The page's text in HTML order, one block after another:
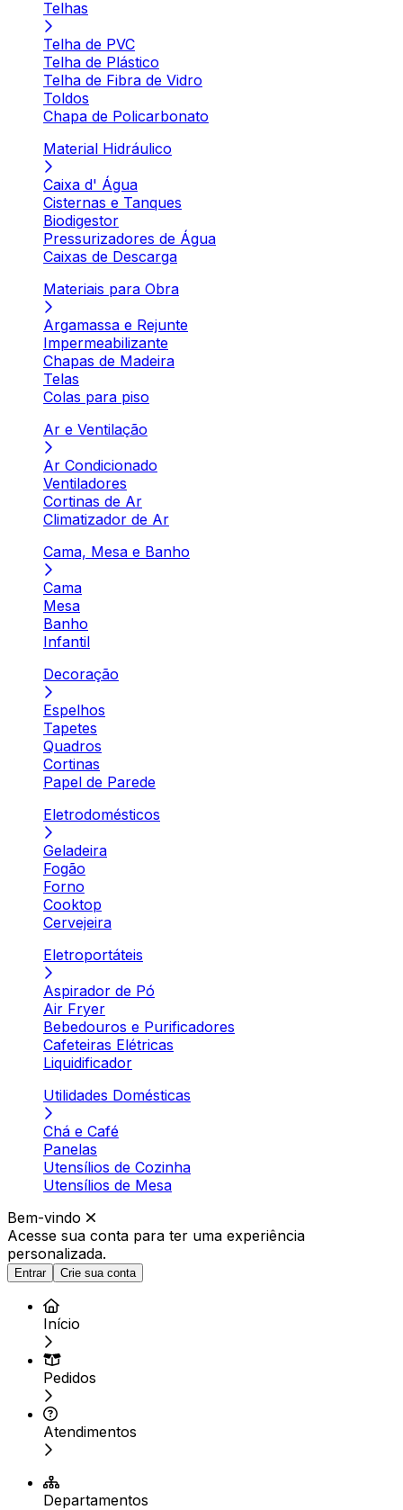
Telhas
Telha de PVC
Telha de Plástico
Telha de Fibra de Vidro
Toldos
Chapa de Policarbonato
Material Hidráulico
Caixa d' Água
Cisternas e Tanques
Biodigestor
Pressurizadores de Água
Caixas de Descarga
Materiais para Obra
Argamassa e Rejunte
Impermeabilizante
Chapas de Madeira
Telas
Colas para piso
Ar e Ventilação
Ar Condicionado
Ventiladores
Cortinas de Ar
Climatizador de Ar
Cama, Mesa e Banho
Cama
Mesa
Banho
Infantil
Decoração
Espelhos
Tapetes
Quadros
Cortinas
Papel de Parede
Eletrodomésticos
Geladeira
Fogão
Forno
Cooktop
Cervejeira
Eletroportáteis
Aspirador de Pó
Air Fryer
Bebedouros e Purificadores
Cafeteiras Elétricas
Liquidificador
Utilidades Domésticas
Chá e Café
Panelas
Utensílios de Cozinha
Utensílios de Mesa
Bem-vindo
Acesse sua conta para ter uma experiência
personalizada.
Entrar Crie sua conta
Início
Pedidos
Atendimentos
Departamentos